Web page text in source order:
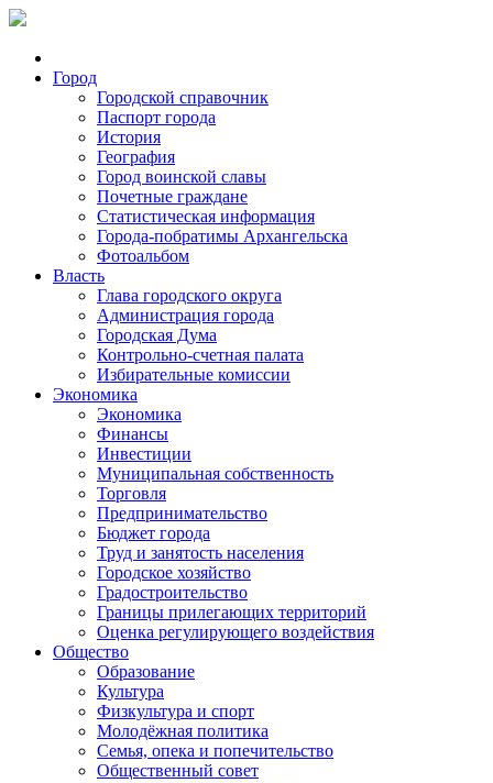
Город
Городской справочник
Паспорт города
История
География
Город воинской славы
Почетные граждане
Статистическая информация
Города-побратимы Архангельска
Фотоальбом
Власть
Глава городского округа
Администрация города
Городская Дума
Контрольно-счетная палата
Избирательные комиссии
Экономика
Экономика
Финансы
Инвестиции
Муниципальная собственность
Торговля
Предпринимательство
Бюджет города
Труд и занятость населения
Городское хозяйство
Градостроительство
Границы прилегающих территорий
Оценка регулирующего воздействия
Общество
Образование
Культура
Физкультура и спорт
Молодёжная политика
Семья, опека и попечительство
Общественный совет